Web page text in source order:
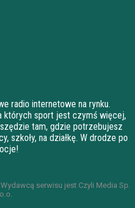
radio internetowe na rynku.
których sport jest czymś więcej,
tam, gdzie potrzebujesz
szkoły, na działkę. W drodze po
serwisu jest Czyli Media Sp.